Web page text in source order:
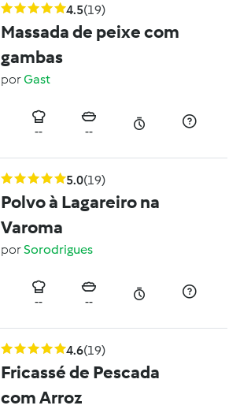
4.5(19)
Massada de peixe com
gambas
porGast
-- --
5.0(19)
Polvo à Lagareiro na
Varoma
porSorodrigues
-- --
4.6(19)
Fricassé de Pescada
com Arroz